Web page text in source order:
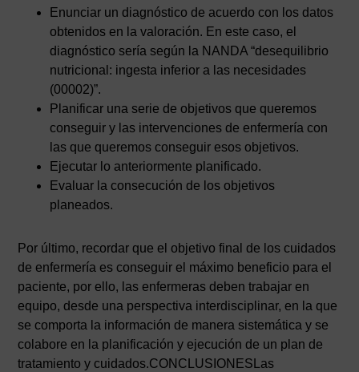
Enunciar un diagnóstico de acuerdo con los datos
obtenidos en la valoración. En este caso, el
diagnóstico sería según la NANDA “desequilibrio
nutricional: ingesta inferior a las necesidades
(00002)”.
Planificar una serie de objetivos que queremos
conseguir y las intervenciones de enfermería con
las que queremos conseguir esos objetivos.
Ejecutar lo anteriormente planificado.
Evaluar la consecución de los objetivos
planeados.
Por último, recordar que el objetivo final de los cuidados
de enfermería es conseguir el máximo beneficio para el
paciente, por ello, las enfermeras deben trabajar en
equipo, desde una perspectiva interdisciplinar, en la que
se comporta la información de manera sistemática y se
colabore en la planificación y ejecución de un plan de
tratamiento y cuidados.CONCLUSIONESLas